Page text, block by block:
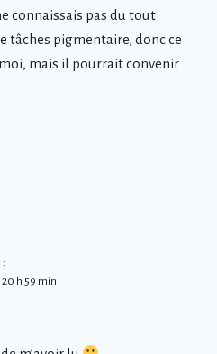
connaissais pas du tout
tâches pigmentaire, donc ce
mais il pourrait convenir
h 59 min